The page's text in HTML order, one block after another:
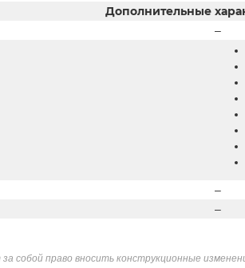
Дополнительные
–
–
–
собой право вносить конструкционные